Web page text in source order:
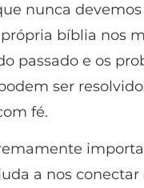
nunca
bíblia nos
passado e os
ser
fé.
a nos